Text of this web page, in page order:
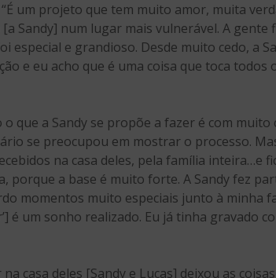
“É um projeto que tem muito amor, muita
Sandy] num lugar mais vulnerável. A gente
especial e grandioso. Desde muito cedo, a
e eu acho que é uma coisa que toca todos
o que a Sandy se propõe a fazer é com
se preocupou em mostrar o processo.
na casa deles, pela família inteira…e
porque a base é muito forte. A Sandy fez
momentos muito especiais junto à minha
é um sonho realizado. Eu já tinha gravado
na casa deles [Sandy e Lucas] deixou as